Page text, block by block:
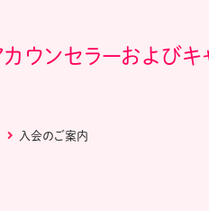
カウンセラーおよび
入会のご案内